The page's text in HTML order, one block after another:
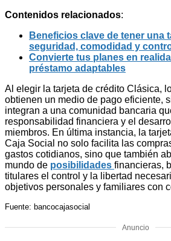
Contenidos relacionados:
Beneficios clave de tener una
seguridad, comodidad y
Convierte tus planes en
préstamo adaptables
Al elegir la tarjeta de crédito Clásica,
obtienen un medio de pago eficiente,
integran a una comunidad bancaria
responsabilidad financiera y el
miembros. En última instancia, la
Caja Social no solo facilita las
gastos cotidianos, sino que también
mundo de posibilidades financieras,
titulares el control y la libertad
objetivos personales y familiares con
Fuente: bancocajasocial
Anuncio